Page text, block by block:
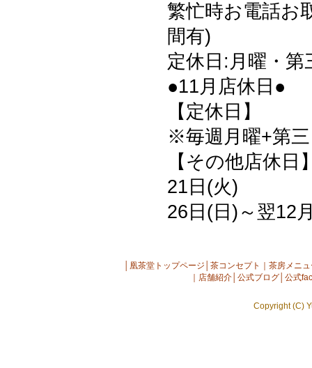
繁忙時お電話お
間有)
定休日:月曜・第
●11月店休日●
【定休日】
※毎週月曜+第
【その他店休日
21日(火)
26日(日)～翌12
凰茶堂トップページ 茶コンセプト
茶房メニ
店舗紹介 公式ブログ 公式
Copyright (C)